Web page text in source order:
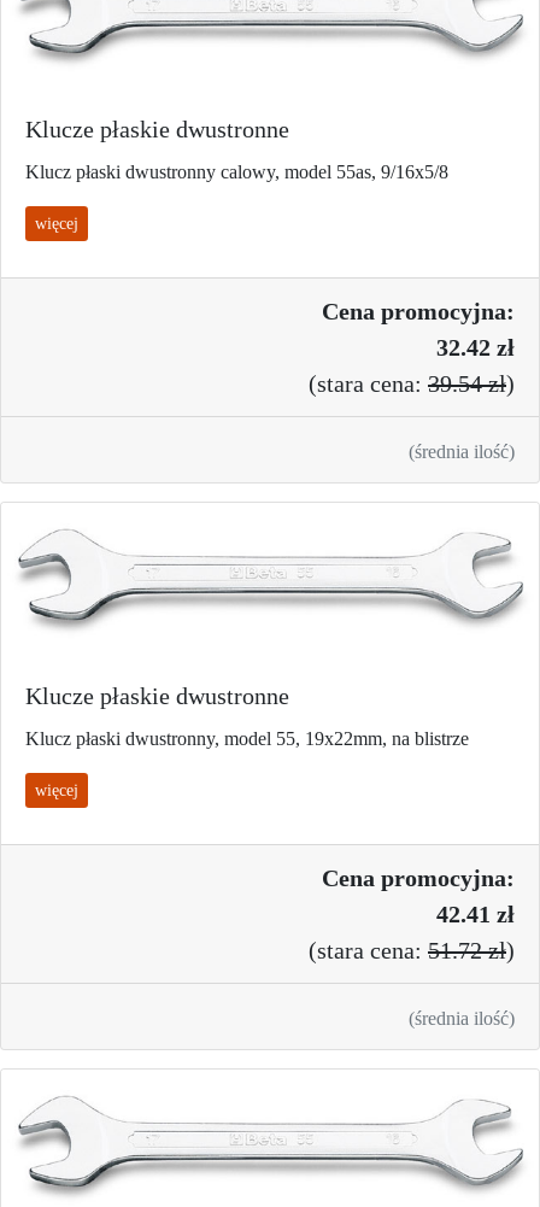
Klucze płaskie dwustronne
Klucz płaski dwustronny calowy, model 55as, 9/16x5/8
więcej
Cena promocyjna:
32.42 zł
(stara cena: 39.54 zł)
(średnia ilość)
Klucze płaskie dwustronne
Klucz płaski dwustronny, model 55, 19x22mm, na blistrze
więcej
Cena promocyjna:
42.41 zł
(stara cena: 51.72 zł)
(średnia ilość)